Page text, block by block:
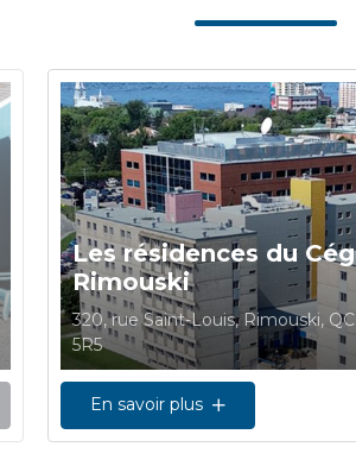
Les résidences du
Rimouski
320, rue Saint-Louis, Rimouski,
5R5
En savoir plus